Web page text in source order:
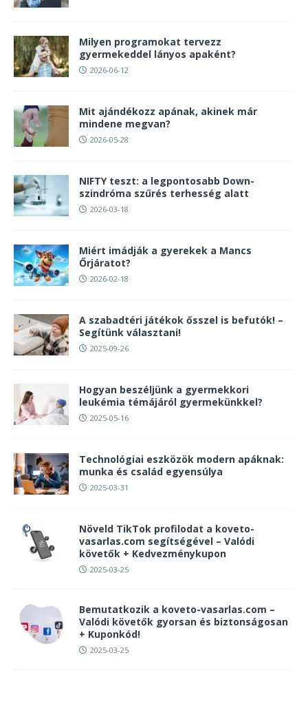
Milyen programokat tervezz
gyermekeddel lányos apaként?
2026-06-12
Mit ajándékozz apának, akinek már
mindene megvan?
2026-05-28
NIFTY teszt: a legpontosabb Down-
szindróma szűrés terhesség alatt
2026-03-18
Miért imádják a gyerekek a Mancs
Őrjáratot?
2026-02-18
A szabadtéri játékok ősszel is befutók! –
Segítünk választani!
2025-09-26
Hogyan beszéljünk a gyermekkori
leukémia témájáról gyermekünkkel?
2025-05-16
Technológiai eszközök modern apáknak:
munka és család egyensúlya
2025-03-31
Növeld TikTok profilodat a koveto-
vasarlas.com segítségével – Valódi
követők + Kedvezménykupon
2025-03-25
Bemutatkozik a koveto-vasarlas.com –
Valódi követők gyorsan és biztonságosan
+ Kuponkód!
2025-03-25